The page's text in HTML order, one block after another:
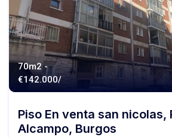
70m2 -
€142.000/
Piso En venta san nicolas,
Alcampo, Burgos